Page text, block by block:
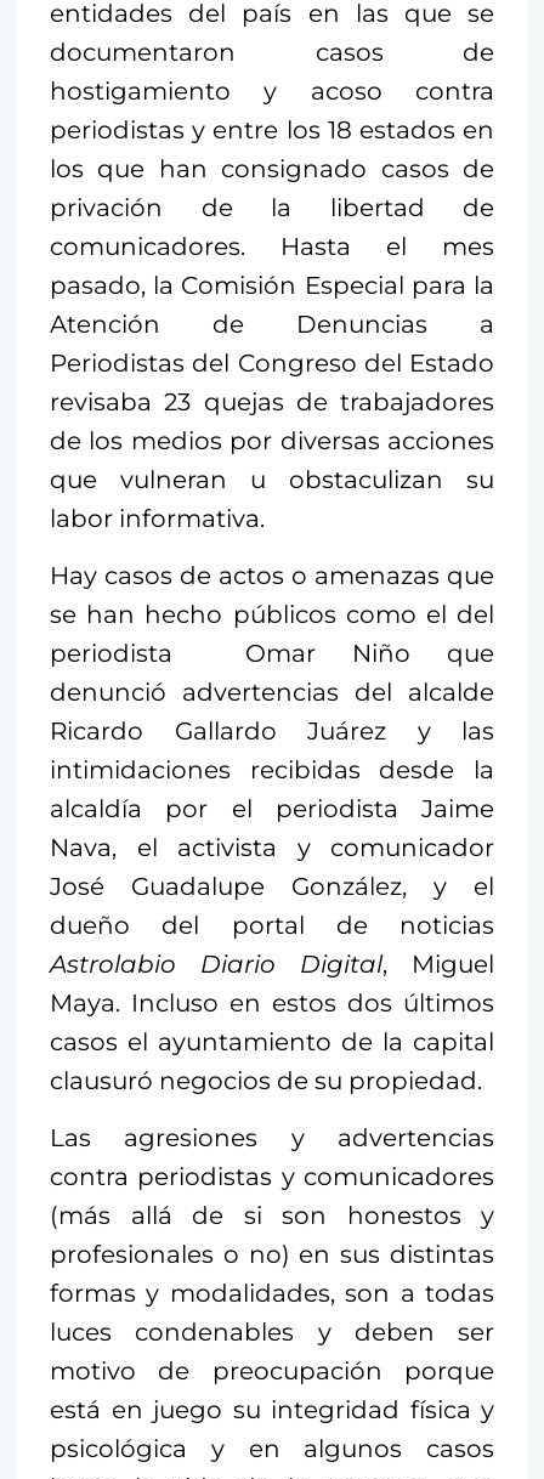
entidades del país en las que se
documentaron casos de
hostigamiento y acoso contra
periodistas y entre los 18 estados en
los que han consignado casos de
privación de la libertad de
comunicadores. Hasta el mes
pasado, la Comisión Especial para la
Atención de Denuncias a
Periodistas del Congreso del Estado
revisaba 23 quejas de trabajadores
de los medios por diversas acciones
que vulneran u obstaculizan su
labor informativa.
Hay casos de actos o amenazas que
se han hecho públicos como el del
periodista Omar Niño que
denunció advertencias del alcalde
Ricardo Gallardo Juárez y las
intimidaciones recibidas desde la
alcaldía por el periodista Jaime
Nava, el activista y comunicador
José Guadalupe González, y el
dueño del portal de noticias
Astrolabio Diario Digital, Miguel
Maya. Incluso en estos dos últimos
casos el ayuntamiento de la capital
clausuró negocios de su propiedad.
Las agresiones y advertencias
contra periodistas y comunicadores
(más allá de si son honestos y
profesionales o no) en sus distintas
formas y modalidades, son a todas
luces condenables y deben ser
motivo de preocupación porque
está en juego su integridad física y
psicológica y en algunos casos